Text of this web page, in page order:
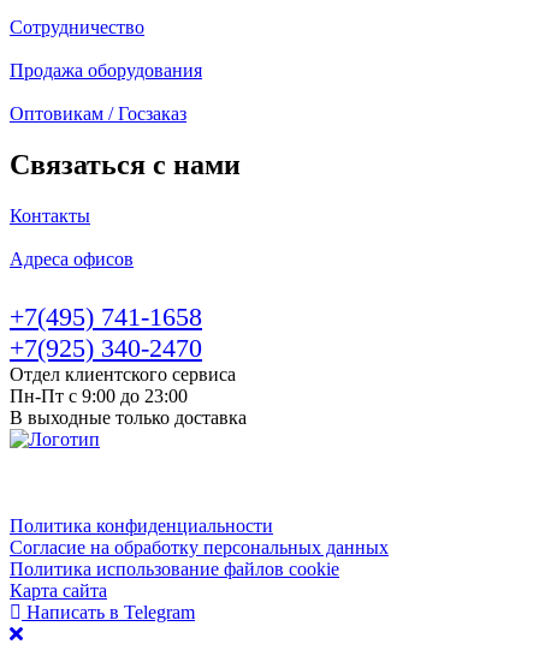
Сотрудничество
Продажа оборудования
Оптовикам / Госзаказ
Связаться с нами
Контакты
Адреса офисов
+7(495) 741-1658
+7(925) 340-2470
Отдел клиентского сервиса
Пн-Пт с 9:00 до 23:00
В выходные только доставка
Политика конфиденциальности
Согласие на обработку персональных данных
Политика использование файлов cookie
Карта сайта
Написать в Telegram